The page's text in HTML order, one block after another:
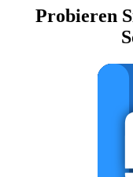
Probieren